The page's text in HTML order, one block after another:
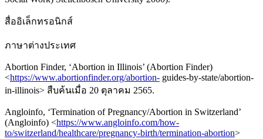
สื่ออิเล็กทรอนิกส์
ภาษาต่างประเทศ
Abortion Finder, ‘Abortion in Illinois’ (Abortion Finder)
<https://www.abortionfinder.org/abortion- guides-by-state/abortion-
in-illinois> สืบค้นเมื่อ 20 ตุลาคม 2565.
Angloinfo, ‘Termination of Pregnancy/Abortion in Switzerland’
(Angloinfo) <https://www.angloinfo.com/how-
to/switzerland/healthcare/pregnancy-birth/termination-abortion>